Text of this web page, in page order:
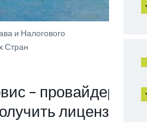
и Налогового
Стран
– провайдеры
лицензию